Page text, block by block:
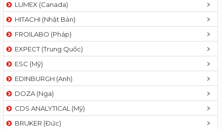
LUMEX (Canada)
HITACHI (Nhật Bản)
FROILABO (Pháp)
EXPECT (Trung Quốc)
ESC (Mỹ)
EDINBURGH (Anh)
DOZA (Nga)
CDS ANALYTICAL (Mỹ)
BRUKER (Đức)